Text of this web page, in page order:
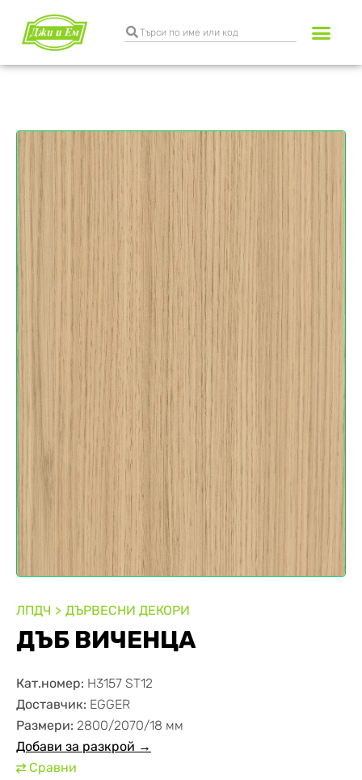
ЛПДЧ ДЪРВЕСНИ ДЕКОРИ
ДЪБ ВИЧЕНЦА
Кат.номер: H3157 ST12
Доставчик: EGGER
Размери: 2800/2070/18 мм
Добави за разкрой →
⇄ Сравни